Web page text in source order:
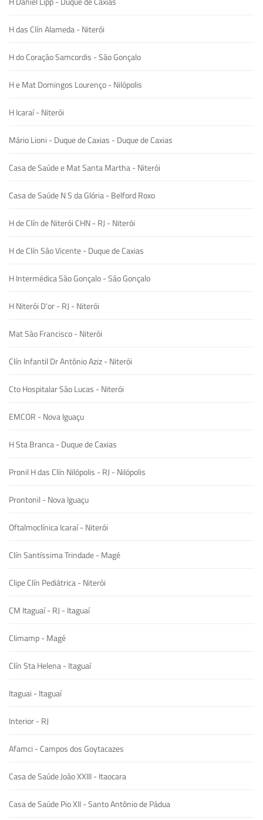
H das Clín Alameda - Niterói
H do Coração Samcordis - São Gonçalo
H e Mat Domingos Lourenço - Nilópolis
H Icaraí - Niterói
Mário Lioni - Duque de Caxias - Duque de Caxias
Casa de Saúde e Mat Santa Martha - Niterói
Casa de Saúde N S da Glória - Belford Roxo
H de Clín de Niterói CHN - RJ - Niterói
H de Clín São Vicente - Duque de Caxias
H Intermédica São Gonçalo - São Gonçalo
H Niterói D'or - RJ - Niterói
Mat São Francisco - Niterói
Clín Infantil Dr Antônio Aziz - Niterói
Cto Hospitalar São Lucas - Niterói
EMCOR - Nova Iguaçu
H Sta Branca - Duque de Caxias
Pronil H das Clín Nilópolis - RJ - Nilópolis
Prontonil - Nova Iguaçu
Oftalmoclínica Icaraí - Niterói
Clín Santíssima Trindade - Magé
Clipe Clín Pediátrica - Niterói
CM Itaguaí - RJ - Itaguaí
Climamp - Magé
Clín Sta Helena - Itaguaí
Itaguai - Itaguaí
Interior - RJ
Afamci - Campos dos Goytacazes
Casa de Saúde João XXIII - Itaocara
Casa de Saúde Pio XII - Santo Antônio de Pádua